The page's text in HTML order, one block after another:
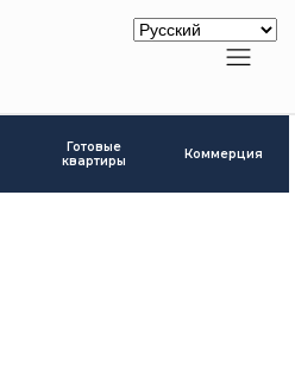
Готовые
квартиры
Коммерция